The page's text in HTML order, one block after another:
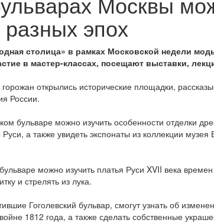
эпох
столица» в рамках Московской недели
в мастер-классах, посещают выставки,
горожан открылись исторические площадки,
России.
бульваре можно изучить особенности отделки
а также увидеть экспонаты из коллекции
можно изучить платья Руси XVII века
и стрелять из лука.
Гоголевский бульвар, смогут узнать об
1812 года, а также сделать собственные